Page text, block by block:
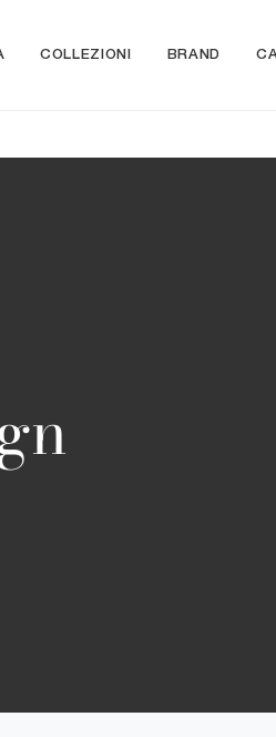
COLLEZIONI BRAND